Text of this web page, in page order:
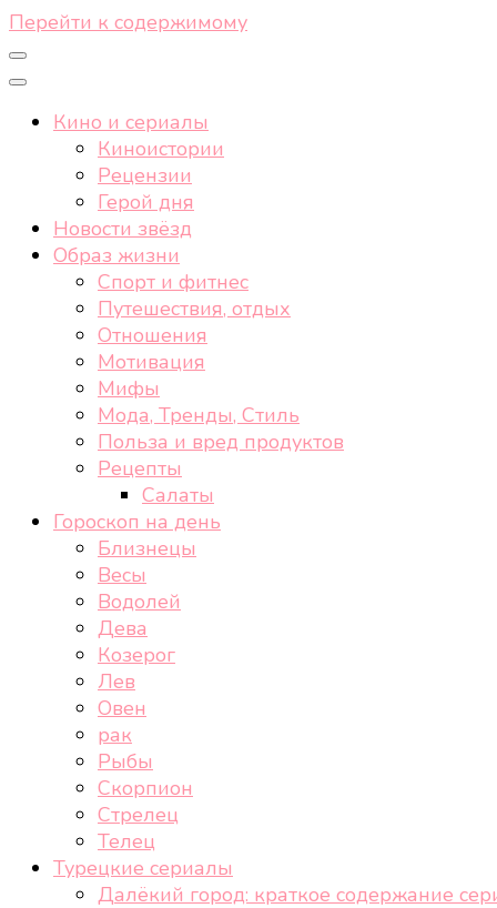
Перейти к содержимому
Кино и сериалы
Киноистории
Рецензии
Герой дня
Новости звёзд
Образ жизни
Спорт и фитнес
Путешествия, отдых
Отношения
Мотивация
Мифы
Мода, Тренды, Стиль
Польза и вред продуктов
Рецепты
Салаты
Гороскоп на день
Близнецы
Весы
Водолей
Дева
Козерог
Лев
Овен
рак
Рыбы
Скорпион
Стрелец
Телец
Турецкие сериалы
Далёкий город: краткое содержание